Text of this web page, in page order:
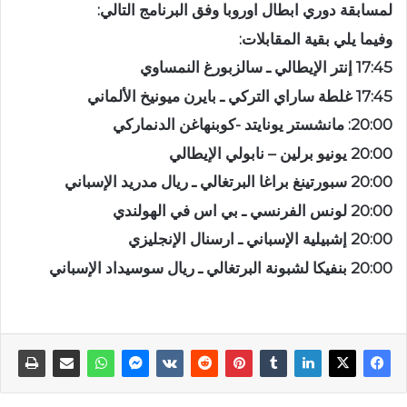
لمسابقة دوري ابطال اوروبا وفق البرنامج التالي:
وفيما يلي بقية المقابلات:
17:45 إنتر الإيطالي ـ سالزبورغ النمساوي
17:45 غلطة ساراي التركي ـ بايرن ميونيخ الألماني
20:00: مانشستر يونايتد -كوبنهاغن الدنماركي
20:00 يونيو برلين – نابولي الإيطالي
20:00 سبورتينغ براغا البرتغالي ـ ريال مدريد الإسباني
20:00 لونس الفرنسي ـ بي اس في الهولندي
20:00 إشبيلية الإسباني ـ ارسنال الإنجليزي
20:00 بنفيكا لشبونة البرتغالي ـ ريال سوسيداد الإسباني